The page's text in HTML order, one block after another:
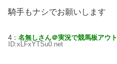
騎手もナシでお願いします
4： 名無しさん＠実況で競馬板アウト
ID:xLFxYTSu0.net